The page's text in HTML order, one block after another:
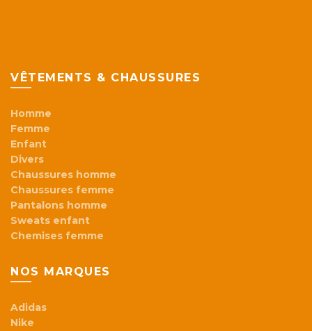
VÊTEMENTS & CHAUSSURES
Homme
Femme
Enfant
Divers
Chaussures homme
Chaussures femme
Pantalons homme
Sweats enfant
Chemises femme
NOS MARQUES
Adidas
Nike